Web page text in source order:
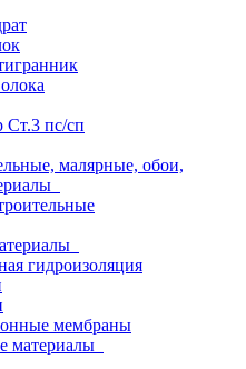
пс/сп
малярные, обои,
гидроизоляция
мембраны
материалы